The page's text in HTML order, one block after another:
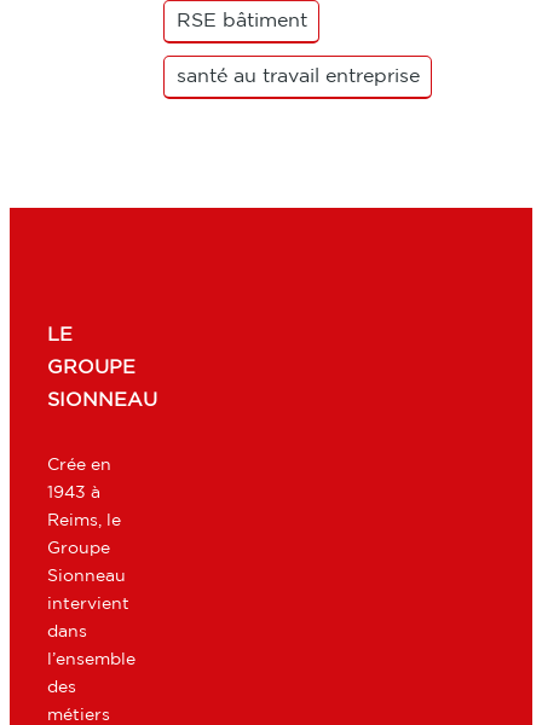
RSE bâtiment
santé au travail entreprise
LE
GROUPE
SIONNEAU
Crée en
1943 à
Reims, le
Groupe
Sionneau
intervient
dans
l’ensemble
des
métiers